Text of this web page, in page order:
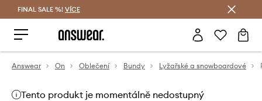
FINAL SALE %! VÍCE
Answear On Oblečení Bundy Lyžařské a snowboardové
Tento produkt je momentálně nedostupný